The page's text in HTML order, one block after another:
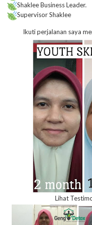
Shaklee Business Leader.
Supervisor Shaklee
Ikuti perjalanan saya
Lihat